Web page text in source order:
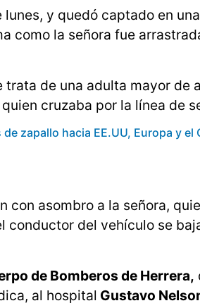
lunes, y quedó captado en
como la señora fue
de una adulta mayor de
quien cruzaba por la línea de
zapallo hacia EE.UU, Europa y el
con asombro a la señora,
conductor del vehículo se
de Bomberos de Herrera,
al hospital Gustavo